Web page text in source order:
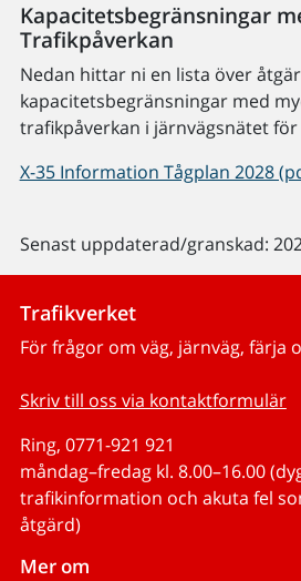
Kapacitetsbegränsningar
Trafikpåverkan
Nedan hittar ni en lista över
kapacitetsbegränsningar med
trafikpåverkan i järnvägsnätet för
X-35 Information Tågplan 2028
Senast uppdaterad/granskad:
Trafikverket
För frågor om väg, järnväg, färja
Skriv till oss via kontaktformulär
Ring, 0771-921 921
måndag–fredag kl. 8.00–16.00
trafikinformation och akuta fel
åtgärd)
Mer om